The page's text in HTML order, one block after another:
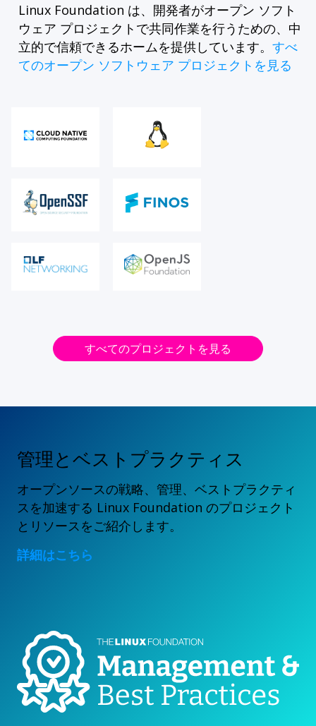
Linux Foundation は、開発者がオープン ソフト
ウェア プロジェクトで共同作業を行うための、中
立的で信頼できるホームを提供しています。 すべ
てのオープン ソフトウェア プロジェクトを見る
すべてのプロジェクトを見る
管理とベストプラクティス
オープンソースの戦略、管理、ベストプラクティ
スを加速する Linux Foundation のプロジェクト
とリソースをご紹介します。
詳細はこちら